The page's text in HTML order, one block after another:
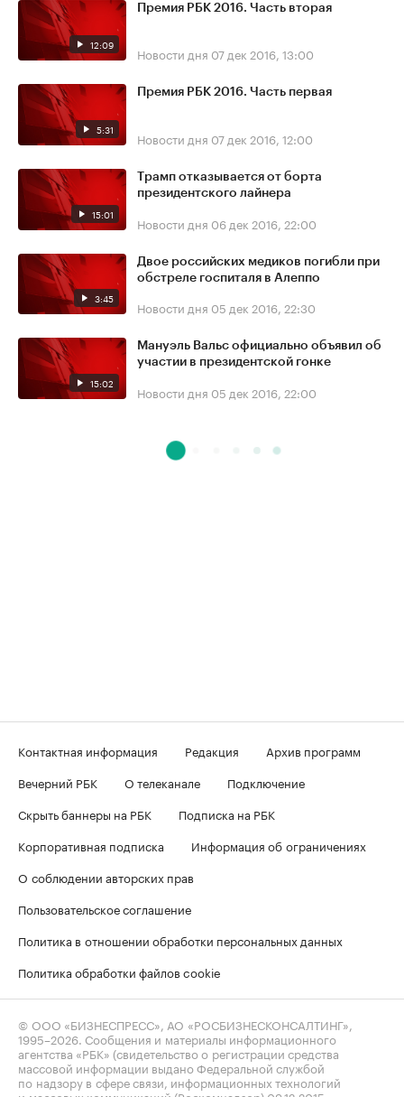
12:09
Премия РБК 2016. Часть вторая
Новости дня 07 дек 2016, 13:00
5:31
Премия РБК 2016. Часть первая
Новости дня 07 дек 2016, 12:00
15:01
Трамп отказывается от борта
президентского лайнера
Новости дня 06 дек 2016, 22:00
3:45
Двое российских медиков погибли при
обстреле госпиталя в Алеппо
Новости дня 05 дек 2016, 22:30
15:02
Мануэль Вальс официально объявил об
участии в президентской гонке
Новости дня 05 дек 2016, 22:00
Контактная информация Редакция
Архив программ
Вечерний РБК
О телеканале
Подключение
Скрыть баннеры на РБК
Подписка на РБК
Корпоративная подписка
Информация об ограничениях
О соблюдении авторских прав
Пользовательское соглашение
Политика в отношении обработки персональных данных
Политика обработки файлов cookie
© ООО «БИЗНЕСПРЕСС», АО «РОСБИЗНЕСКОНСАЛТИНГ»,
1995–2026. Сообщения и материалы информационного
агентства «РБК» (свидетельство о регистрации средства
массовой информации выдано Федеральной службой
по надзору в сфере связи, информационных технологий